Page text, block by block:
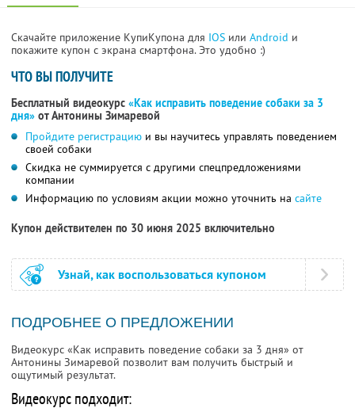
Скачайте приложение КупиКупона для IOS или Android и
покажите купон с экрана смартфона. Это удобно :)
ЧТО ВЫ ПОЛУЧИТЕ
Бесплатный видеокурс «Как исправить поведение собаки за 3
дня» от Антонины Зимаревой
Пройдите регистрацию и вы научитесь управлять поведением
своей собаки
Скидка не суммируется с другими спецпредложениями
компании
Информацию по условиям акции можно уточнить на сайте
Купон действителен по 30 июня 2025 включительно
Узнай, как воспользоваться купоном
ПОДРОБНЕЕ О ПРЕДЛОЖЕНИИ
Видеокурс «Как исправить поведение собаки за 3 дня» от
Антонины Зимаревой позволит вам получить быстрый и
ощутимый результат.
Видеокурс подходит: